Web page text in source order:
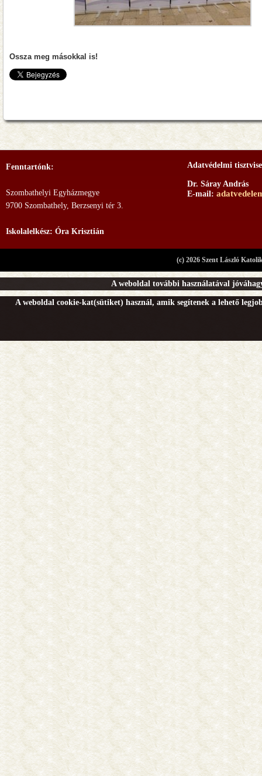
Ossza meg másokkal is!
Fenntartónk:
Szombathelyi Egyházmegye
9700 Szombathely, Berzsenyi tér 3.
Iskolalelkész: Óra Krisztián
Adatvédelmi
Dr. Sáray András
E-mail:
(c) 2026 Szent László
A weboldal további használatával
A weboldal cookie-kat(sütiket) használ, amik segítenek a lehető